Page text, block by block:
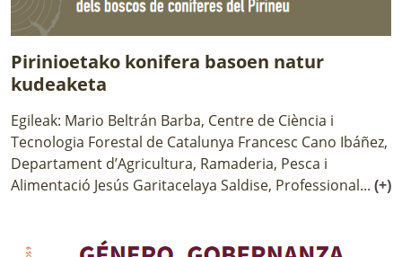
Pirinioetako konifera basoen natur
kudeaketa
Egileak: Mario Beltrán Barba, Centre de Ciència i
Tecnologia Forestal de Catalunya Francesc Cano Ibáñez,
Departament d’Agricultura, Ramaderia, Pesca i
Alimentació Jesús Garitacelaya Saldise, Professional... (+)